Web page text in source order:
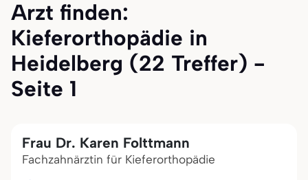
Arzt finden:
Kieferorthopädie in
Heidelberg (22 Treffer) -
Seite 1
Frau Dr. Karen Folttmann
Fachzahnärztin für Kieferorthopädie